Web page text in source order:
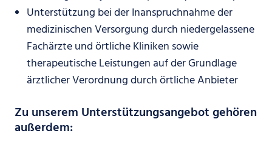
Unterstützung bei der Inanspruchnahme der
medizinischen Versorgung durch niedergelassene
Fachärzte und örtliche Kliniken sowie
therapeutische Leistungen auf der Grundlage
ärztlicher Verordnung durch örtliche Anbieter
Zu unserem Unterstützungsangebot gehören
außerdem: